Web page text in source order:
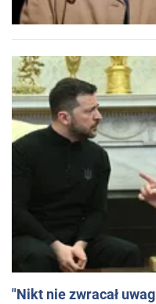
"Nikt nie zwracał